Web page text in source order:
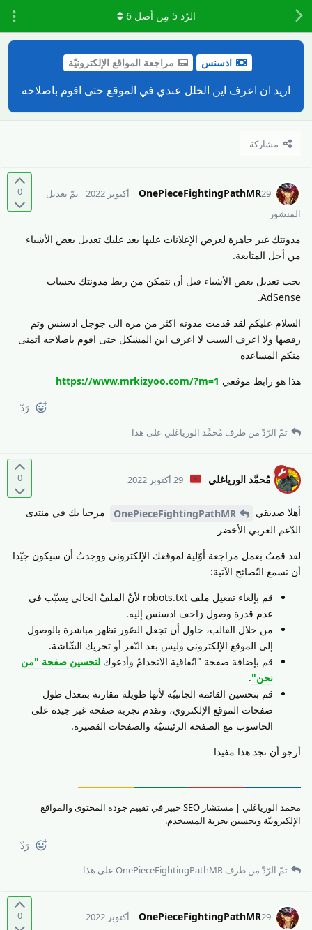
ادسنس مراجعة المواقع الإلكترونيّة
اريد ان اعرف اين الخلل عندي في الموقع حتى اقوم باصلاحه
مشاركة
الرّد5 مِن أصل6
0 OnePieceFightingPathMR29 أكتوبر 2022
تمّ تعديل
المنشور
مدونتك غير جاهزة لعرض الإعلانات عليها بعد عليك تعديل بعض الأشياء
من أجل المتابعة.
يجب تعديل بعض الأشياء قبل أن نتمكن من ربط مدونتك بحساب
AdSense.
السلام عليكم لقد قدمت مدونه اكثر من مره الى جوجل ادسنس وتم
رفضها ولا اعرف السبب لا اعرف اين المشكل حتى اقوم باصلاحه اتمنى
منكم المساعده
هذا هو رابط موقعي https://www.mrkizyoo.com/?m=1
رَدّ
تمّ الرّدّ من طرف مُحمَّد الورياغلي على هذا
0 مُحمَّد الورياغلي 29 أكتوبر 2022
أهلا صديقي OnePieceFightingPathMR
مرحبا بك في منتدى
الدّعم العربي الأخضر
لقد قمتُ بعمل مراجعة أوّلية لموقعك الإلكتروني ووجدتُ أن سيكون جيّدا
أن تسمع النّصائح الآتية:
قم بإلغاء تفعيل ملف robots.txt لأنّ الملفّ الحالي يسبّب في
عدم قدرة وصول زاحف ادسنس إليه.
من خلال القالب، حاول أن تجعل الصّور تظهر مباشرة بالوصول
إلى الموقع الإلكتروني وليس بعد النّقر أو تحريك الشّاشة.
قم بإضافة صفحة "اتّفاقية الاتخدامّ وأدعوك لتحسين صفحة "من
نحن".
قم بتحسين القائمة الجانبيّة لأنها طويلة مقارنة بمعدل طول
صفحات الموقع الإلكتروي، وتقدم تجربة صفحة غير جيدة على
الحاسوب مع الصفحة الرئيسيّة والصفحات القصيرة.
أرجو أن تجد هذا مفيدا
محمد الورياغلي | مستشار SEO خبير في تقييم جودة المحتوى والمواقع
الإلكترونيّة وتحسين تجربة المستخدم.
رَدّ
تمّ الرّدّ من طرف OnePieceFightingPathMR على هذا
0 OnePieceFightingPathMR29 أكتوبر 2022